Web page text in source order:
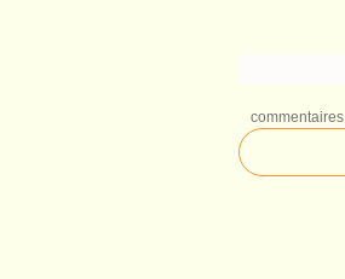
commentaires